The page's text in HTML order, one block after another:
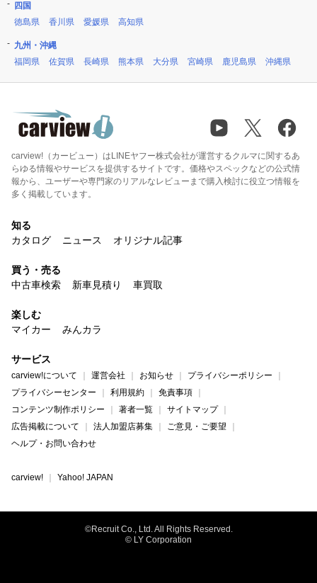
四国
徳島県
香川県 愛媛県 高知県
九州・沖縄
福岡県
佐賀県 長崎県 熊本県 大分県 宮崎県 鹿児島県 沖縄県
carview!（カービュー）はLINEヤフー株式会社が運営するクルマに関するあ
らゆる情報やサービスを提供するサイトです。価格やスペックなどの公式情
報から、ユーザーや専門家のリアルなレビューまで購入検討に役立つ情報を
多く掲載しています。
知る
カタログ
ニュース オリジナル記事
買う・売る
中古車検索
新車見積り 車買取
楽しむ
マイカー
みんカラ
サービス
carview!について 運営会社 お知らせ
プライバシーポリシー
プライバシーセンター
利用規約
免責事項
コンテンツ制作ポリシー
著者一覧
サイトマップ
広告掲載について
法人加盟店募集
ご意見・ご要望
ヘルプ・お問い合わせ
carview! Yahoo! JAPAN
©Recruit Co., Ltd. All Rights Reserved.
© LY Corporation